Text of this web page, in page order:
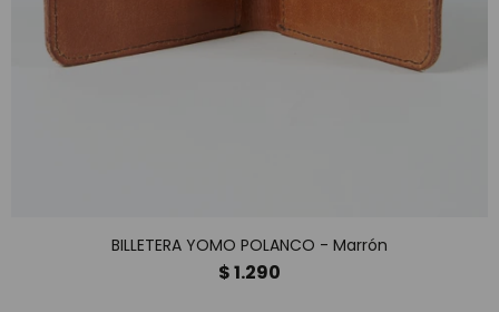
BILLETERA YOMO POLANCO - Marrón
$1.290